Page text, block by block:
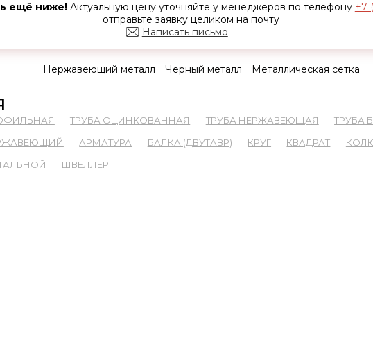
ещё ниже!Актуальную цену уточняйте у менеджеров по телефону +7
отправьте заявку целиком на почту
Написать письмо
Нержавеющий металл Черный металл Металлическая сетка
ТРУБА ОЦИНКОВАННАЯ ТРУБА НЕРЖАВЕЮЩАЯ
ТРУБА
АРМАТУРА БАЛКА (ДВУТАВР) КРУГ КВАДРАТ
ШВЕЛЛЕР